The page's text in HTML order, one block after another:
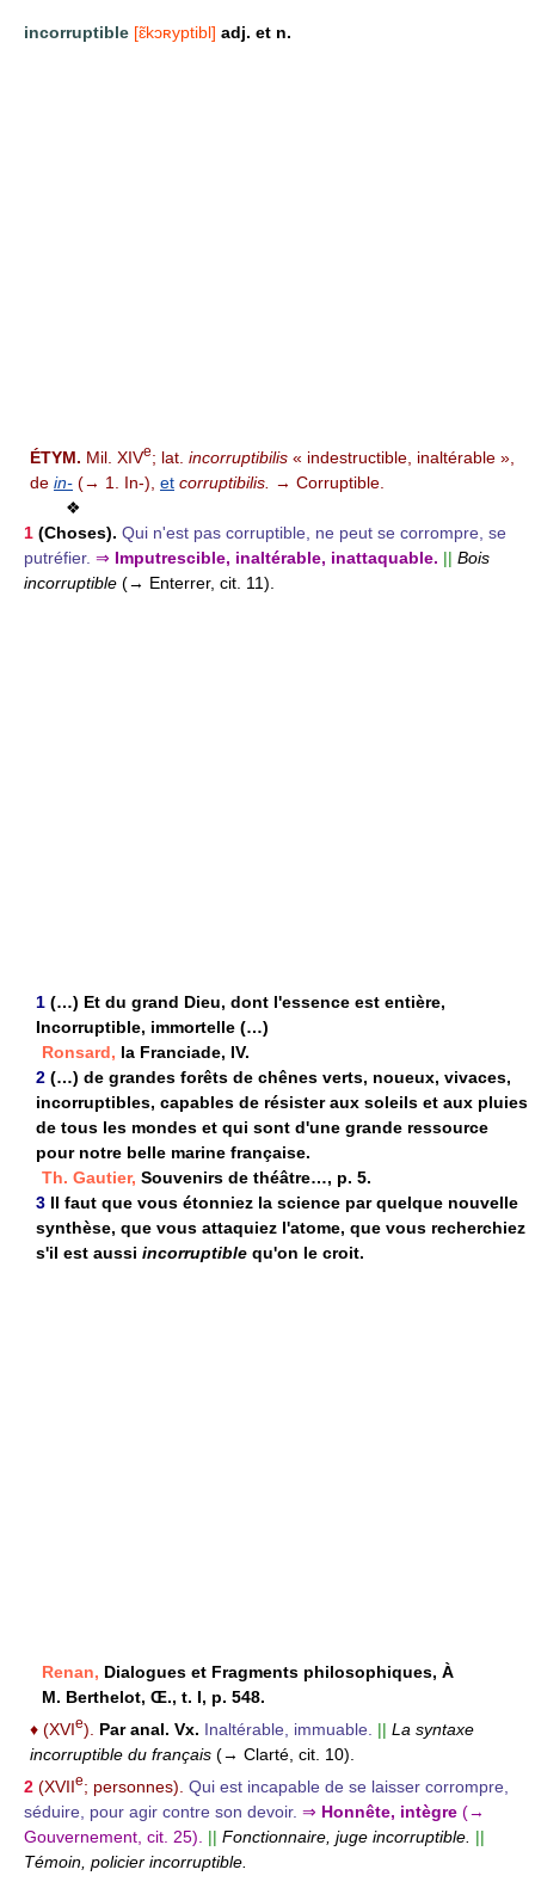
incorruptible [ɛ̃kɔʀyptibl] adj. et n.
ÉTYM. Mil. XIVe; lat. incorruptibilis « indestructible, inaltérable »,
de in- (→ 1. In-), et corruptibilis. → Corruptible.
❖
1 (Choses). Qui n'est pas corruptible, ne peut se corrompre, se
putréfier. ⇒ Imputrescible, inaltérable, inattaquable. || Bois
incorruptible (→ Enterrer, cit. 11).
1 (…) Et du grand Dieu, dont l'essence est entière,
Incorruptible, immortelle (…)
Ronsard, la Franciade, IV.
2 (…) de grandes forêts de chênes verts, noueux, vivaces,
incorruptibles, capables de résister aux soleils et aux pluies
de tous les mondes et qui sont d'une grande ressource
pour notre belle marine française.
Th. Gautier, Souvenirs de théâtre…, p. 5.
3 Il faut que vous étonniez la science par quelque nouvelle
synthèse, que vous attaquiez l'atome, que vous recherchiez
s'il est aussi incorruptible qu'on le croit.
Renan, Dialogues et Fragments philosophiques, À
M. Berthelot, Œ., t. I, p. 548.
♦ (XVIe). Par anal. Vx. Inaltérable, immuable. || La syntaxe
incorruptible du français (→ Clarté, cit. 10).
2 (XVIIe; personnes). Qui est incapable de se laisser corrompre,
séduire, pour agir contre son devoir. ⇒ Honnête, intègre (→
Gouvernement, cit. 25).
|| Fonctionnaire, juge incorruptible. ||
Témoin, policier incorruptible.